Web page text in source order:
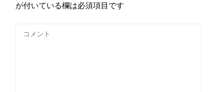
が付いている欄は必須項目です